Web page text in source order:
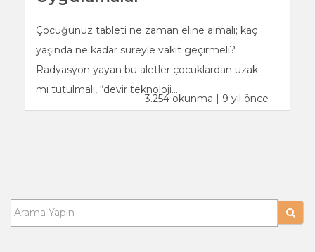
Çocuğunuz tableti ne zaman eline almalı; kaç
yaşında ne kadar süreyle vakit geçirmeli?
Radyasyon yayan bu aletler çocuklardan uzak
mı tutulmalı, “devir teknoloji...
3.254 okunma | 9 yıl önce